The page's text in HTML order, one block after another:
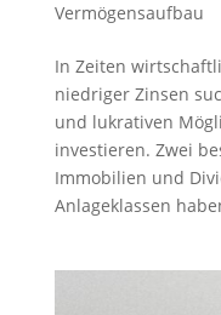
Vermögensaufbau
In Zeiten
niedriger Zinsen
und lukrativen
investieren. Zwei
Immobilien und
Anlageklassen